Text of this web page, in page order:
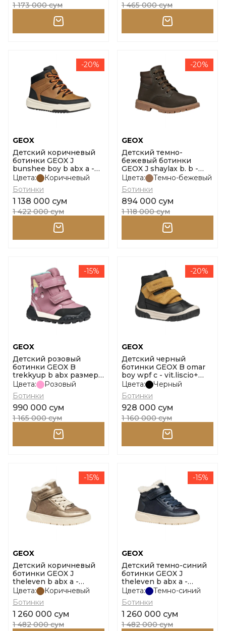
1 173 000 сум 1 465 000 сум
-20%
GEOX
Детский коричневый
ботинки GEOX J
bunshee boy b abx a -
sint.c размер 34
Цвета:
Коричневый
Ботинки
1 138 000 сум
1 422 000 сум
-20%
GEOX
Детский темно-
бежевый ботинки
GEOX J shaylax b. b -
nbk+vit.sin размер 32
Цвета:
Темно-бежевый
Ботинки
894 000 сум
1 118 000 сум
-15%
GEOX
Детский розовый
ботинки GEOX B
trekkyup b abx размер
26
Цвета:
Розовый
Ботинки
990 000 сум
1 165 000 сум
-20%
GEOX
Детский черный
ботинки GEOX B omar
boy wpf c - vit.liscio+
размер 23
Цвета:
Черный
Ботинки
928 000 сум
1 160 000 сум
-15%
GEOX
Детский коричневый
ботинки GEOX J
theleven b abx a -
scam.bril размер 30
Цвета:
Коричневый
Ботинки
1 260 000 сум
1 482 000 сум
-15%
GEOX
Детский темно-синий
ботинки GEOX J
theleven b abx a -
scam.bril размер 30
Цвета:
Темно-синий
Ботинки
1 260 000 сум
1 482 000 сум